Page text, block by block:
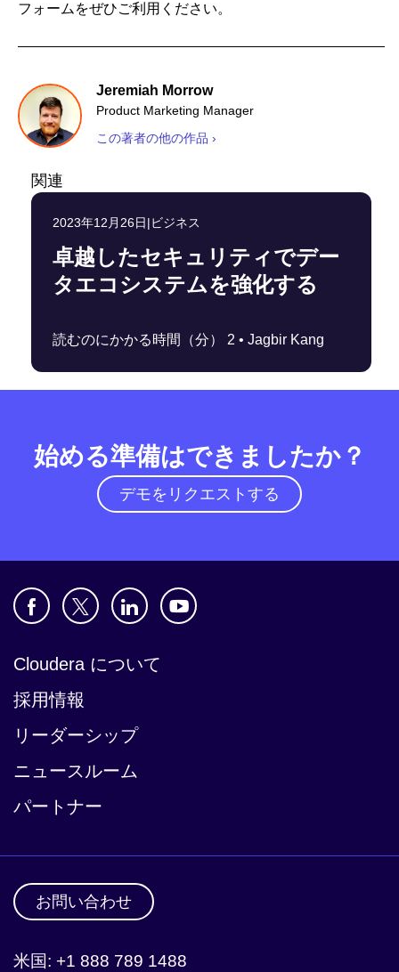
フォームをぜひご利用ください。
Jeremiah Morrow
Product Marketing Manager
この著者の他の作品 ›
関連
2023年12月26日|ビジネス
卓越したセキュリティでデー
タエコシステムを強化する
読むのにかかる時間（分） 2 • Jagbir Kang
始める準備はできましたか？
デモをリクエストする
Cloudera について
採用情報
リーダーシップ
ニュースルーム
パートナー
お問い合わせ
米国: +1 888 789 1488